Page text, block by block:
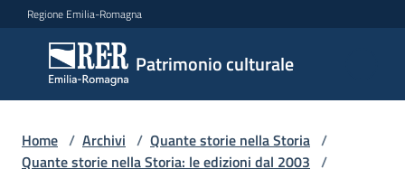
Vai al contenuto
Vai alla navigazione
Vai al footer
Regione Emilia-Romagna
Patrimonio culturale
Patrimonio
culturale
Argomenti
Home / Archivi / Quante storie nella Storia /
Quante storie nella Storia: le edizioni dal 2003 /